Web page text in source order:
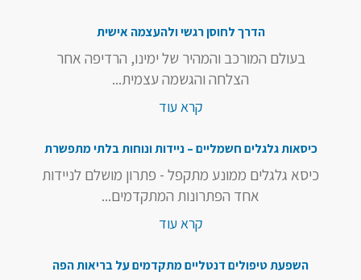
הדרך לחוסן רגשי ולהעצמה אישית
בעולם המורכב והמהיר של ימינו, הרדיפה אחר
הצלחה והגשמה עצמית...
קרא עוד
כיסאות גלגלים חשמליים – ניידות ונוחות בלתי מתפשרת
כיסא גלגלים ממונע מתקפל - פתרון מושלם לניידות
אחד הפתרונות המתקדמים...
קרא עוד
השפעת טיפולים דנטליים מתקדמים על בריאות הפה